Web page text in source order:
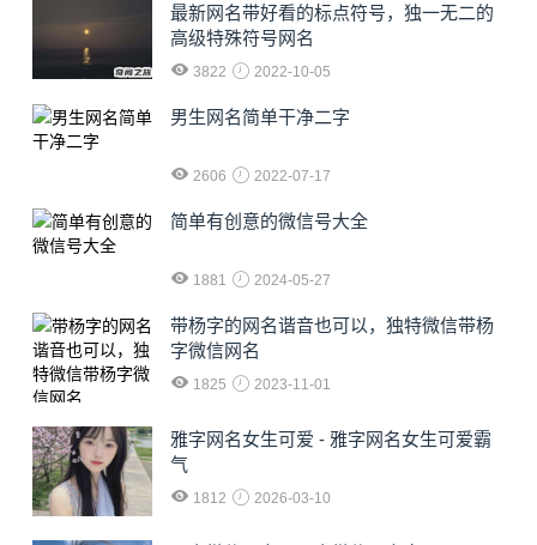
最新网名带好看的标点符号，独一无二的
高级特殊符号网名
3822 2022-10-05
男生网名简单干净二字
2606 2022-07-17
简单有创意的微信号大全
1881 2024-05-27
​带杨字的网名谐音也可以，独特微信带杨
字微信网名
1825 2023-11-01
雅字网名女生可爱 - 雅字网名女生可爱霸
气
1812 2026-03-10